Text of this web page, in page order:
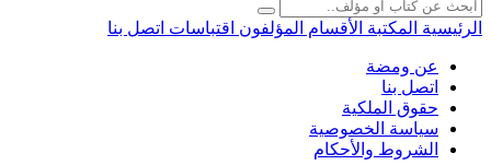
الرئيسية المكتبة الأقسام المؤلفون اقتباسات اتصل بنا
عن ومضة
اتصل بنا
حقوق الملكية
سياسة الخصوصية
الشروط والأحكام